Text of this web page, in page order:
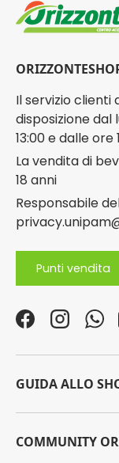
Il servizio clienti
disposizione dal
13:00 e dalle
La vendita di
18 anni
Responsabile
Punti vendita
Facebook
GUIDA ALLO
COMMUNITY